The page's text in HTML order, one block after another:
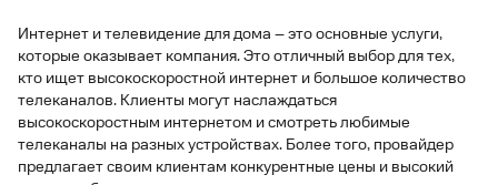
Интернет и телевидение для дома – это основные услуги,
которые оказывает компания. Это отличный выбор для тех,
кто ищет высокоскоростной интернет и большое количество
телеканалов. Клиенты могут наслаждаться
высокоскоростным интернетом и смотреть любимые
телеканалы на разных устройствах. Более того, провайдер
предлагает своим клиентам конкурентные цены и высокий